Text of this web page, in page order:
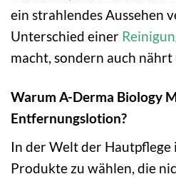
ein strahlendes Aussehen
Unterschied einer
macht, sondern auch
Warum A-Derma Biology
Entfernungslotion?
In der Welt der Hautpflege
Produkte zu wählen, die